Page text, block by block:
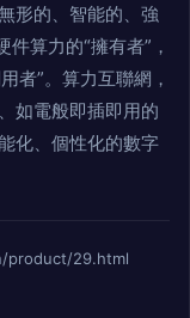
形的、智能的、強
算力的“擁有者”，
者”。算力互聯網，
如電般即插即用的
化、個性化的數字
product/29.html